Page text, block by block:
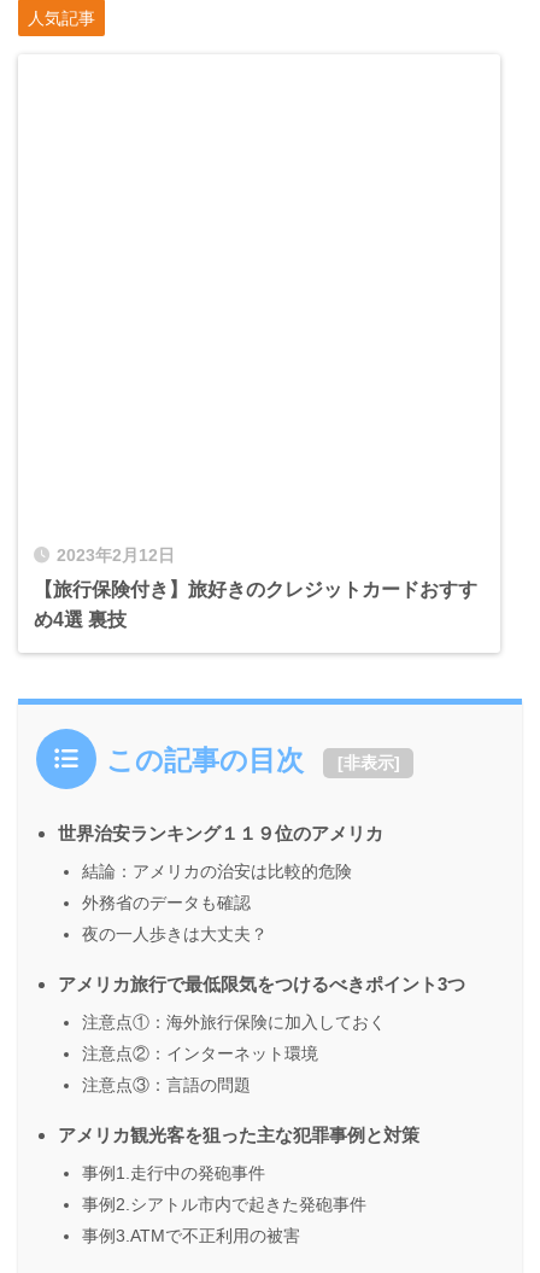
人気記事
2023年2月12日
【旅行保険付き】旅好きのクレジットカードおすす
め4選 裏技
この記事の目次 [非表示]
世界治安ランキング１１９位のアメリカ
結論：アメリカの治安は比較的危険
外務省のデータも確認
夜の一人歩きは大丈夫？
アメリカ旅行で最低限気をつけるべきポイント3つ
注意点①：海外旅行保険に加入しておく
注意点②：インターネット環境
注意点③：言語の問題
アメリカ観光客を狙った主な犯罪事例と対策
事例1.走行中の発砲事件
事例2.シアトル市内で起きた発砲事件
事例3.ATMで不正利用の被害